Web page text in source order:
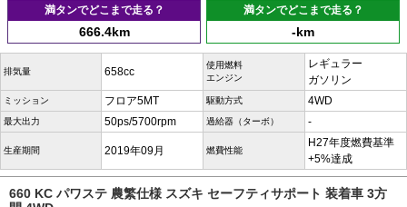
満タンでどこまで走る？
666.4km
満タンでどこまで走る？
-km
排気量 658cc
使用燃料
エンジン
レギュラー
ガソリン
ミッション フロア5MT 駆動方式 4WD
最大出力 50ps/5700rpm 過給器（ターボ） -
生産期間 2019年09月 燃費性能
H27年度燃費基準
+5%達成
660 KC パワステ 農繁仕様 スズキ セーフティサポート 装着車 3方